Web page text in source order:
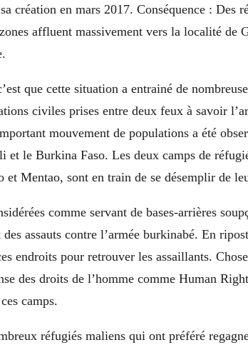
création en mars 2017. Conséquence : Des
affluent massivement vers la localité de
que cette situation a entrainé de
civiles prises entre deux feux à savoir
mouvement de populations a été
et le Burkina Faso. Les deux camps de
Mentao, sont en train de se désemplir de
comme servant de bases-arrières
assauts contre l’armée burkinabé. En
endroits pour retrouver les assaillants.
des droits de l’homme comme Human
camps.
réfugiés maliens qui ont préféré